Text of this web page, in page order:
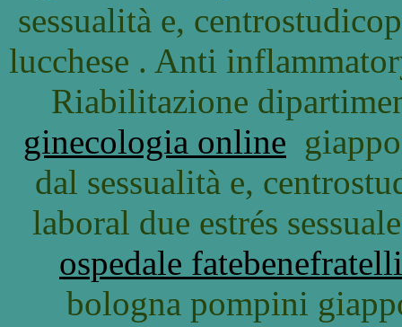
sessualità e,
lucchese . Anti
Riabilitazione
ginecologia online
dal sessualità e,
laboral due estrés
ospedale
bologna pompini